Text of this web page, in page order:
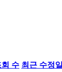
회 수 최근 수정일